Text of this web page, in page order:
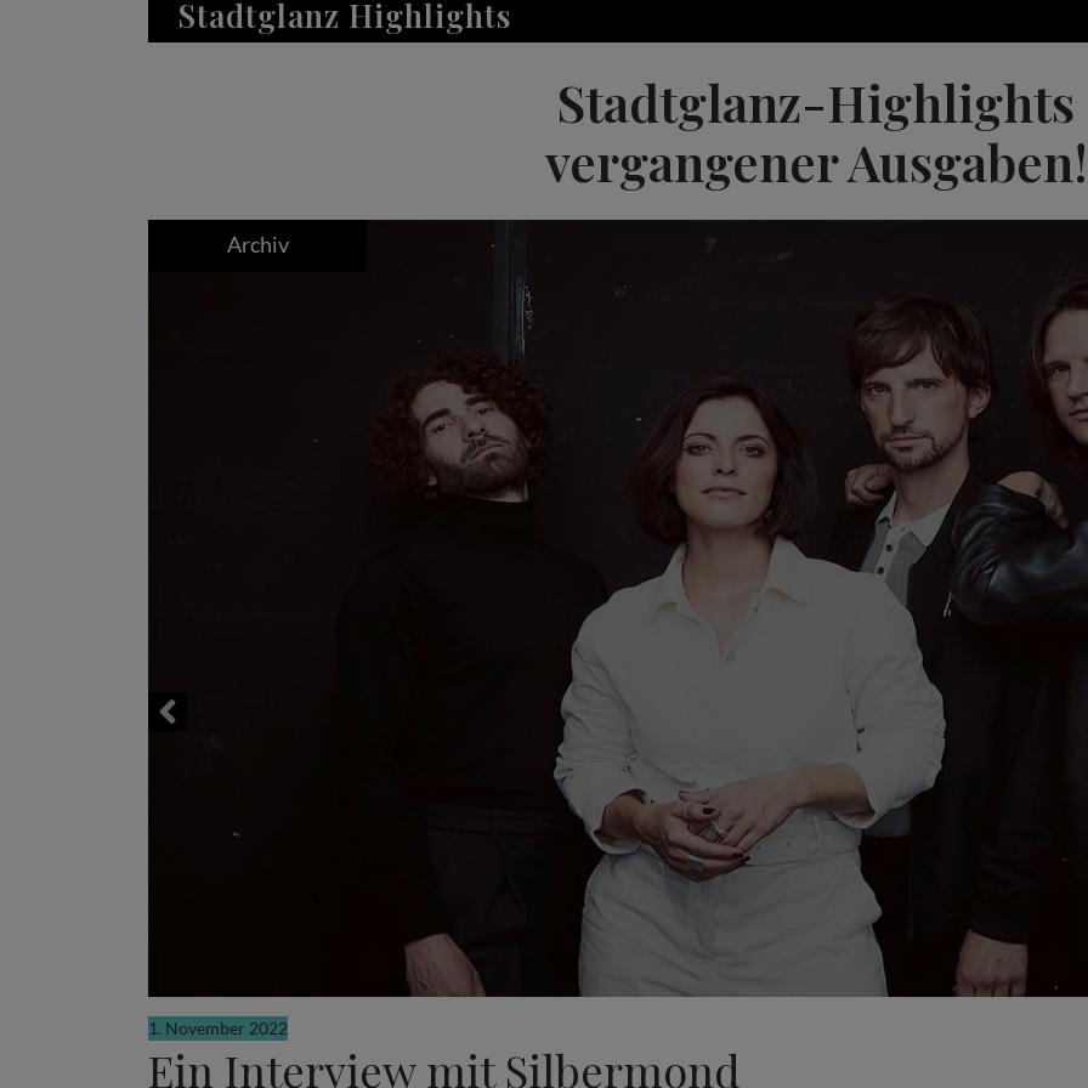
Stadtglanz Highlights
Stadtglanz-Highlights
vergangener Ausgaben!
Archiv
1. November 2022
Ein Interview mit Silbermond